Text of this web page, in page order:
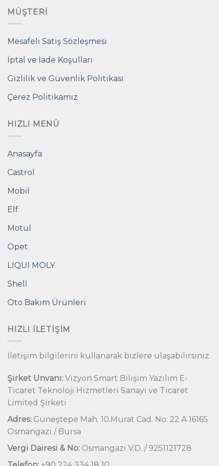
MÜŞTERI
Mesafeli Satış Sözleşmesi
İptal ve İade Koşulları
Gizlilik ve Güvenlik Politikası
Çerez Politikamız
HIZLI MENÜ
Anasayfa
Castrol
Mobil
Elf
Motul
Opet
LIQUI MOLY
Shell
Oto Bakım Ürünleri
HIZLI İLETIŞIM
İletişim bilgilerini kullanarak bizlere ulaşabilirsiniz.
Şirket Unvanı: Vizyon Smart Bilişim Yazılım E-
Ticaret Teknoloji Hizmetleri Sanayi ve Ticaret
Limited Şirketi
Adres: Güneştepe Mah. 10.Murat Cad. No: 22 A 16165
Osmangazi / Bursa
Vergi Dairesi & No: Osmangazi V.D. / 9251121728